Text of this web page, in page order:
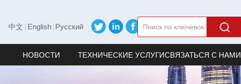
中文 English Русский
НОВОСТИ ТЕХНИЧЕСКИЕ УСЛУГИСВЯЗАТЬСЯ С НАМИ